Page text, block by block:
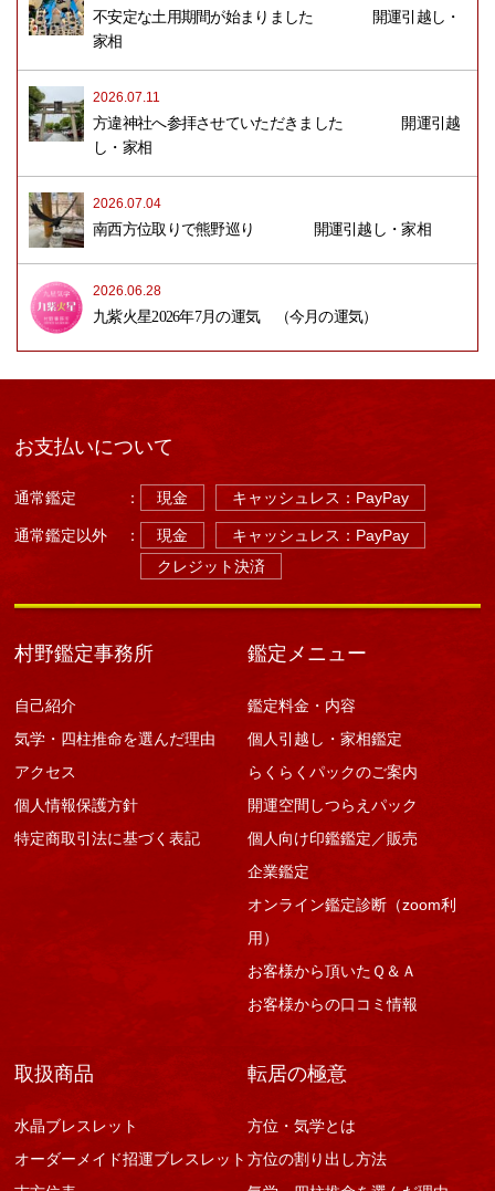
不安定な土用期間が始まりました 開運引越し・
家相
2026.07.11
方違神社へ参拝させていただきました 開運引越
し・家相
2026.07.04
南西方位取りで熊野巡り 開運引越し・家相
2026.06.28
九紫火星2026年7月の運気 （今月の運気）
お支払いについて
通常鑑定 ： 現金 キャッシュレス：PayPay
通常鑑定以外 ： 現金
キャッシュレス：PayPay
クレジット決済
村野鑑定事務所
自己紹介
気学・四柱推命を選んだ理由
アクセス
個人情報保護方針
特定商取引法に基づく表記
鑑定メニュー
鑑定料金・内容
個人引越し・家相鑑定
らくらくパックのご案内
開運空間しつらえパック
個人向け印鑑鑑定／販売
企業鑑定
オンライン鑑定診断（zoom利
用）
お客様から頂いたＱ＆Ａ
お客様からの口コミ情報
取扱商品
水晶ブレスレット
オーダーメイド招運ブレスレット
転居の極意
方位・気学とは
方位の割り出し方法